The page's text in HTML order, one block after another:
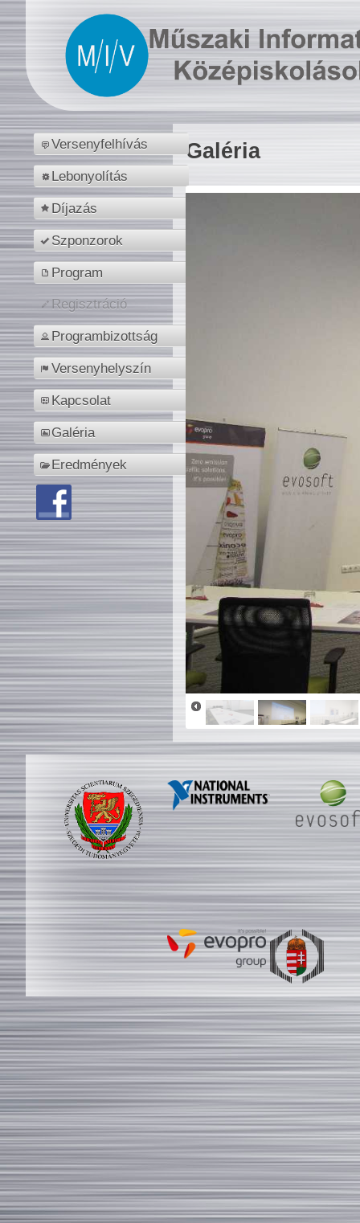
Versenyfelhívás
Lebonyolítás
Díjazás
Szponzorok
Program
Regisztráció
Programbizottság
Versenyhelyszín
Kapcsolat
Galéria
Eredmények
Galéria